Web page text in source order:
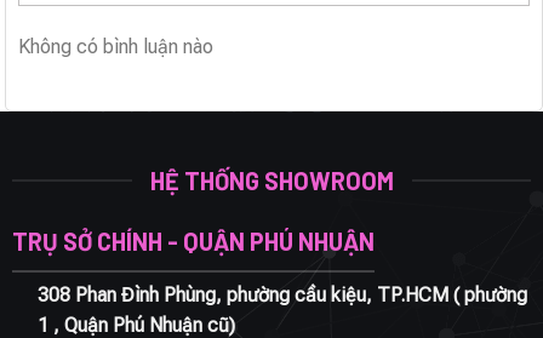
Không có bình luận nào
HỆ THỐNG SHOWROOM
TRỤ SỞ CHÍNH - QUẬN PHÚ NHUẬN
308 Phan Đình Phùng, phường cầu kiệu, TP.HCM ( phường
1 , Quận Phú Nhuận cũ)